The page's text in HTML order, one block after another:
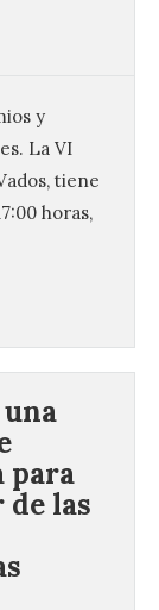
y
La VI
tiene
horas,
para
las